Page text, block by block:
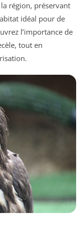
région, préservant
idéal pour de
l’importance de
tout en